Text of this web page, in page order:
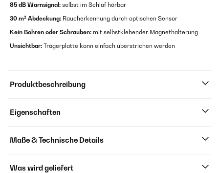
85 dB Warnsignal: selbst im Schlaf hörbar
30 m² Abdeckung: Raucherkennung durch optischen Sensor
Kein Bohren oder Schrauben: mit selbstklebender Magnethalterung
Unsichtbar: Trägerplatte kann einfach überstrichen werden
Produktbeschreibung
Eigenschaften
Maße & Technische Details
Was wird geliefert